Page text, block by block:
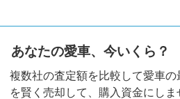
あなたの愛車、今いくら？
複数社の査定額を比較して愛車
を賢く売却して、購入資金にしま